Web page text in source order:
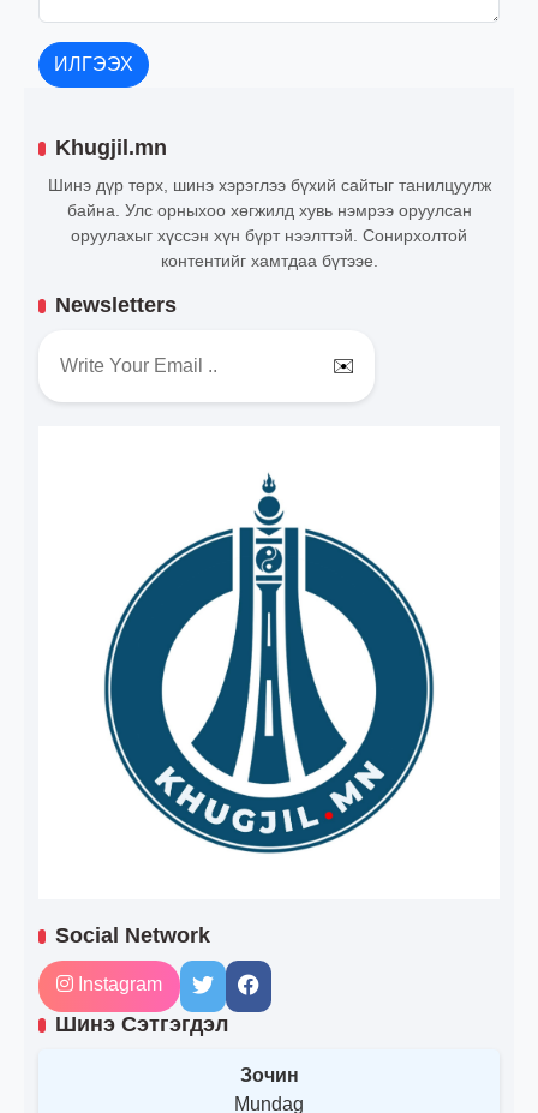
ИЛГЭЭХ
Khugjil.mn
Шинэ дүр төрх, шинэ хэрэглээ бүхий сайтыг танилцуулж
байна. Улс орныхоо хөгжилд хувь нэмрээ оруулсан
оруулахыг хүссэн хүн бүрт нээлттэй. Сонирхолтой
контентийг хамтдаа бүтээе.
Newsletters
✉️
Social Network
Instagram
Шинэ Сэтгэгдэл
Зочин
Mundag